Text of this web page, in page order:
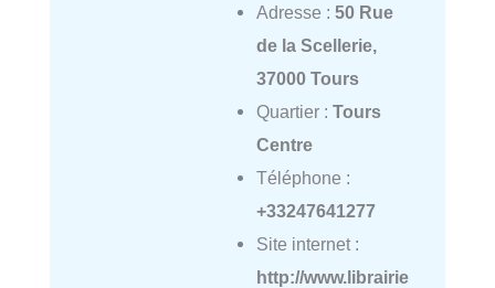
Adresse : 50 Rue
de la Scellerie,
37000 Tours
Quartier : Tours
Centre
Téléphone :
+33247641277
Site internet :
http://www.librairie